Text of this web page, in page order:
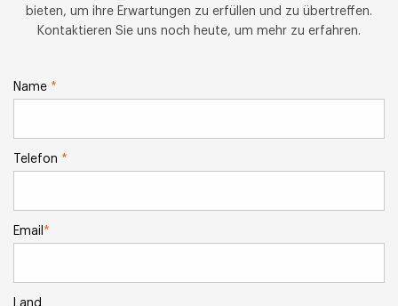
bieten, um ihre Erwartungen zu erfüllen und zu übertreffen.
Kontaktieren Sie uns noch heute, um mehr zu erfahren.
Name *
Telefon *
Email *
Land